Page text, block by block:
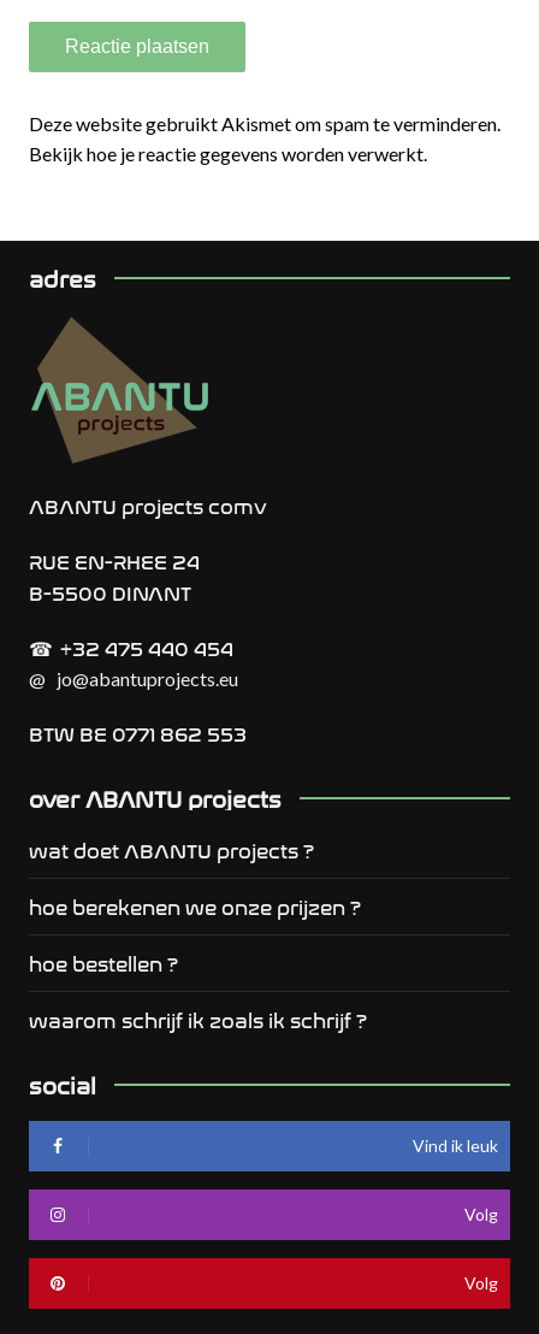
Deze website gebruikt Akismet om spam te verminderen.
Bekijk hoe je reactie gegevens worden verwerkt.
adres
ABANTU projects comv
RUE EN-RHEE 24
B-5500 DINANT
☎︎ +32 475 440 454
@ jo@abantuprojects.eu
BTW BE 0771 862 553
over ABANTU projects
wat doet ABANTU projects ?
hoe berekenen we onze prijzen ?
hoe bestellen ?
waarom schrijf ik zoals ik schrijf ?
social
Vind ik leuk
Volg
Volg